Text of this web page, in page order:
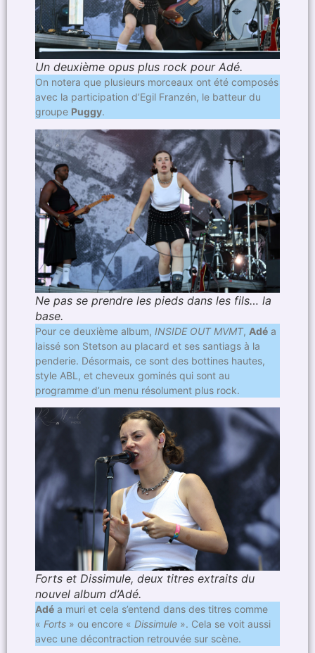
Un deuxième opus plus rock pour Adé.
On notera que plusieurs morceaux ont été composés
avec la participation d’Egil Franzén, le batteur du
groupe Puggy.
Ne pas se prendre les pieds dans les fils… la
base.
Pour ce deuxième album, INSIDE OUT MVMT, Adé a
laissé son Stetson au placard et ses santiags à la
penderie. Désormais, ce sont des bottines hautes,
style ABL, et cheveux gominés qui sont au
programme d’un menu résolument plus rock.
Forts et Dissimule, deux titres extraits du
nouvel album d’Adé.
Adé a muri et cela s’entend dans des titres comme
« Forts » ou encore « Dissimule ». Cela se voit aussi
avec une décontraction retrouvée sur scène.